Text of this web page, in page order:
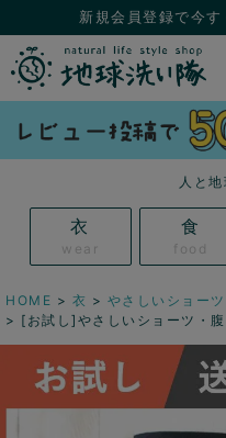
新規会員登録で今
人と
衣
wear
食
food
HOME 衣
やさしいショーツ
[お試し]やさしいショーツ・